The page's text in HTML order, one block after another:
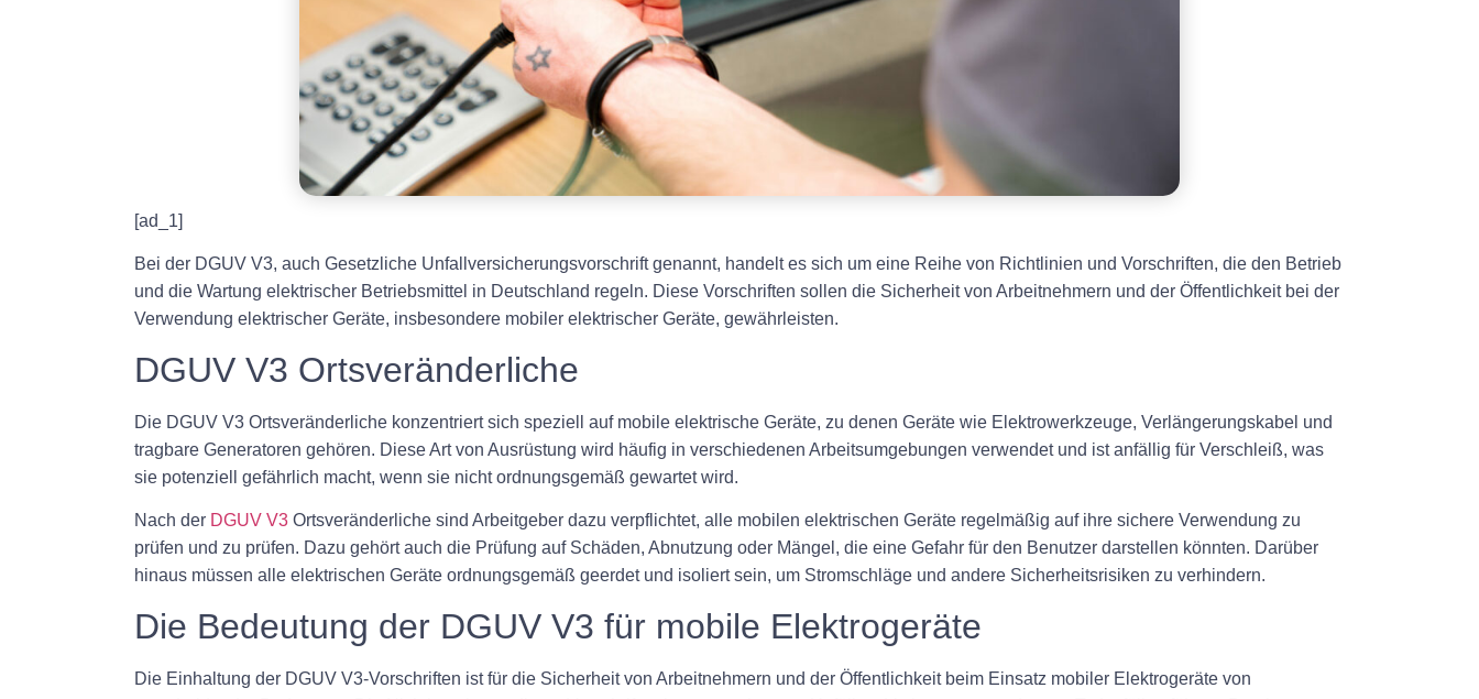
[ad_1]
Bei der DGUV V3, auch Gesetzliche Unfallversicherungsvorschrift genannt, handelt es sich um eine Reihe von Richtlinien und Vorschriften, die den Betrieb
und die Wartung elektrischer Betriebsmittel in Deutschland regeln. Diese Vorschriften sollen die Sicherheit von Arbeitnehmern und der Öffentlichkeit bei der
Verwendung elektrischer Geräte, insbesondere mobiler elektrischer Geräte, gewährleisten.
DGUV V3 Ortsveränderliche
Die DGUV V3 Ortsveränderliche konzentriert sich speziell auf mobile elektrische Geräte, zu denen Geräte wie Elektrowerkzeuge, Verlängerungskabel und
tragbare Generatoren gehören. Diese Art von Ausrüstung wird häufig in verschiedenen Arbeitsumgebungen verwendet und ist anfällig für Verschleiß, was
sie potenziell gefährlich macht, wenn sie nicht ordnungsgemäß gewartet wird.
Nach der DGUV V3 Ortsveränderliche sind Arbeitgeber dazu verpflichtet, alle mobilen elektrischen Geräte regelmäßig auf ihre sichere Verwendung zu
prüfen und zu prüfen. Dazu gehört auch die Prüfung auf Schäden, Abnutzung oder Mängel, die eine Gefahr für den Benutzer darstellen könnten. Darüber
hinaus müssen alle elektrischen Geräte ordnungsgemäß geerdet und isoliert sein, um Stromschläge und andere Sicherheitsrisiken zu verhindern.
Die Bedeutung der DGUV V3 für mobile Elektrogeräte
Die Einhaltung der DGUV V3-Vorschriften ist für die Sicherheit von Arbeitnehmern und der Öffentlichkeit beim Einsatz mobiler Elektrogeräte von